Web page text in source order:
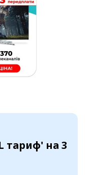
тариф' на 3